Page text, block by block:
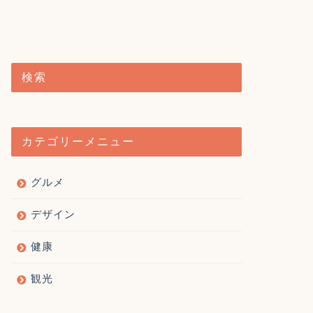
検索
カテゴリーメニュー
グルメ
デザイン
健康
観光